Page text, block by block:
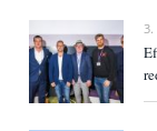
3.